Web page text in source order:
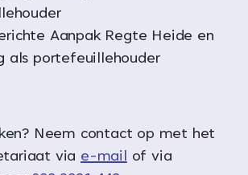
Aanpak Regte Heide en
als portefeuillehouder
Neem contact op met het
via e-mail of via